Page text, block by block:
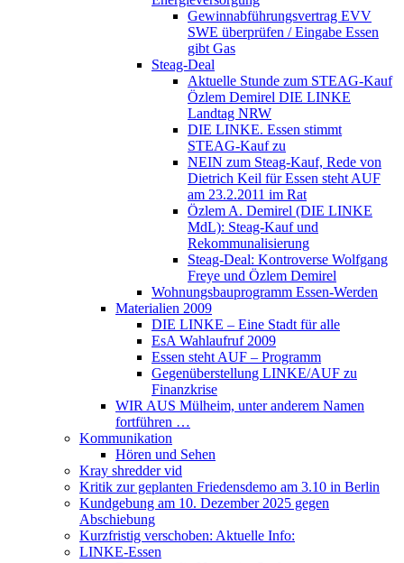
Gewinnabführungsvertrag EVV
SWE überprüfen / Eingabe Essen
gibt Gas
Steag-Deal
Aktuelle Stunde zum STEAG-Kauf
Özlem Demirel DIE LINKE
Landtag NRW
DIE LINKE. Essen stimmt
STEAG-Kauf zu
NEIN zum Steag-Kauf, Rede von
Dietrich Keil für Essen steht AUF
am 23.2.2011 im Rat
Özlem A. Demirel (DIE LINKE
MdL): Steag-Kauf und
Rekommunalisierung
Steag-Deal: Kontroverse Wolfgang
Freye und Özlem Demirel
Wohnungsbauprogramm Essen-Werden
Materialien 2009
DIE LINKE – Eine Stadt für alle
EsA Wahlaufruf 2009
Essen steht AUF – Programm
Gegenüberstellung LINKE/AUF zu
Finanzkrise
WIR AUS Mülheim, unter anderem Namen
fortführen …
Kommunikation
Hören und Sehen
Kray shredder vid
Kritik zur geplanten Friedensdemo am 3.10 in Berlin
Kundgebung am 10. Dezember 2025 gegen
Abschiebung
Kurzfristig verschoben: Aktuelle Info:
LINKE-Essen